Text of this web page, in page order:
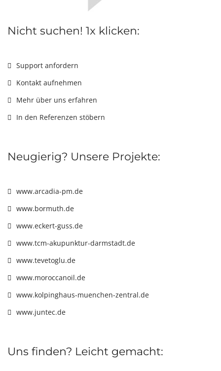
Nicht suchen! 1x klicken:
Support anfordern
Kontakt aufnehmen
Mehr über uns erfahren
In den Referenzen stöbern
Neugierig? Unsere Projekte:
www.arcadia-pm.de
www.bormuth.de
www.eckert-guss.de
www.tcm-akupunktur-darmstadt.de
www.tevetoglu.de
www.moroccanoil.de
www.kolpinghaus-muenchen-zentral.de
www.juntec.de
Uns finden? Leicht gemacht: